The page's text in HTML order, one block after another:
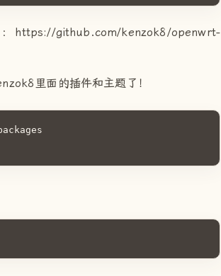
github.com/kenzok8/openwrt-
里面的插件和主题了！